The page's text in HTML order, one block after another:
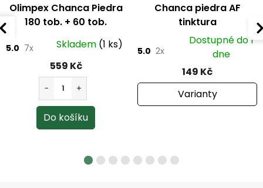
Olimpex Chanca Piedra
180 tob. + 60 tob.
5.0 7x Skladem (1 ks)
559 Kč
Chanca piedra AF
tinktura
5.0 2x
Dostupné do 1
dne
149 Kč
Varianty